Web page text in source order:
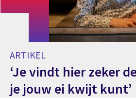
ARTIKEL
‘Je vindt hier zeker
je jouw ei kwijt kunt’